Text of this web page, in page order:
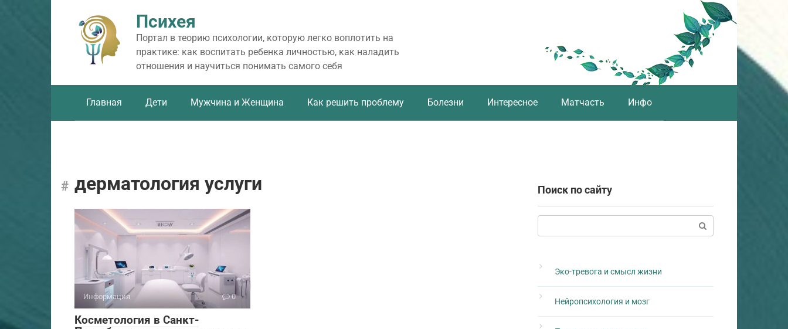
Психея
Портал в теорию психологии, которую легко воплотить на
практике: как воспитать ребенка личностью, как наладить
отношения и научиться понимать самого себя
Главная Дети Мужчина и Женщина Как решить проблему Болезни Интересное Матчасть Инфо
дерматология услуги
Информация 0
Косметология в Санкт-
Поиск по сайту
Эко-тревога и смысл жизни
Нейропсихология и мозг